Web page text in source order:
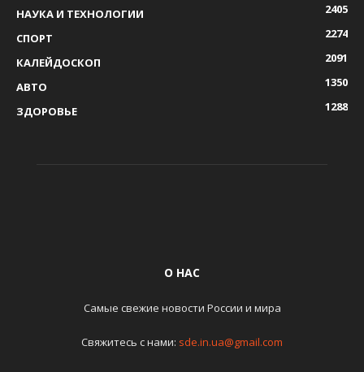
НАУКА И ТЕХНОЛОГИИ
2405
СПОРТ
2274
КАЛЕЙДОСКОП
2091
АВТО
1350
ЗДОРОВЬЕ
1288
О НАС
Самые свежие новости России и мира
Свяжитесь с нами: sde.in.ua@gmail.com